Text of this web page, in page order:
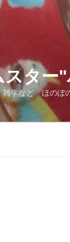
スタ
学など ほのぼ